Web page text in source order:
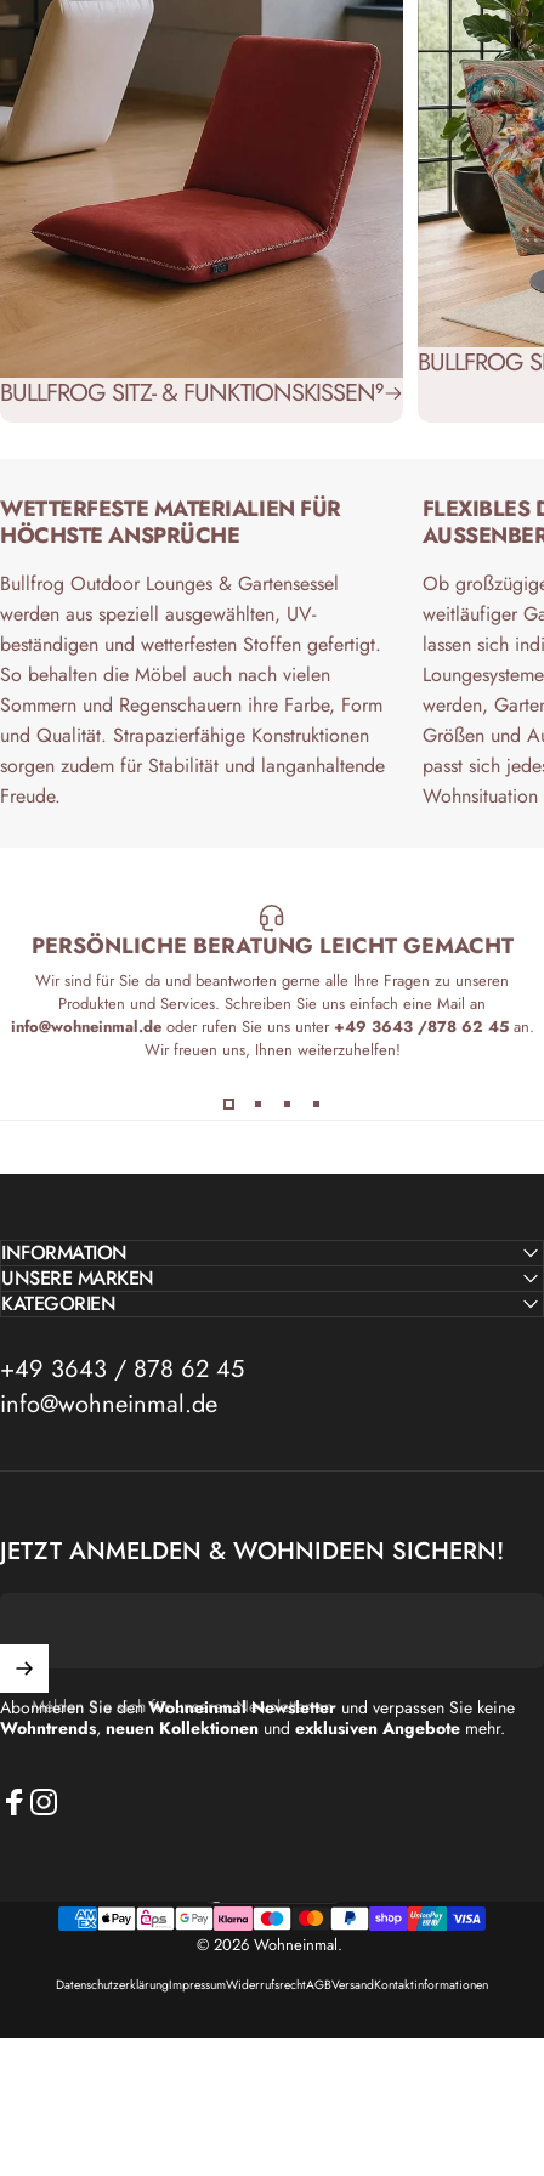
BULLFROG SITZ- & FUNKTIONSKISSEN9
BULLFROG
WETTERFESTE MATERIALIEN FÜR
HÖCHSTE ANSPRÜCHE
Bullfrog Outdoor Lounges & Gartensessel
werden aus speziell ausgewählten, UV-
beständigen und wetterfesten Stoffen gefertigt.
So behalten die Möbel auch nach vielen
Sommern und Regenschauern ihre Farbe, Form
und Qualität. Strapazierfähige Konstruktionen
sorgen zudem für Stabilität und langanhaltende
Freude.
FLEXIBLES
Ob
weitläufiger
lassen sich
werden,
Größen und
passt sich
Wohnsituation
PERSÖNLICHE BERATUNG LEICHT GEMACHT
Wir sind für Sie da und beantworten gerne alle Ihre Fragen zu unseren
Produkten und Services. Schreiben Sie uns einfach eine Mail an
info@wohneinmal.deoder rufen Sie uns unter+49 3643 /878 62 45an.
Wir freuen uns, Ihnen weiterzuhelfen!
INFORMATION
UNSERE MARKEN
KATEGORIEN
+49 3643 / 878 62 45
info@wohneinmal.de
JETZT ANMELDEN & WOHNIDEEN SICHERN!
Melden Sie sich für unseren Newsletter an
Abonnieren Sie denWohneinmal Newsletter und verpassen Sie keine
Wohntrends, neuen Kollektionen und exklusiven Angebote mehr.
© 2026 Wohneinmal.
DatenschutzerklärungImpressumWiderrufsrechtAGBVersandKontaktinformationen
Land/Region